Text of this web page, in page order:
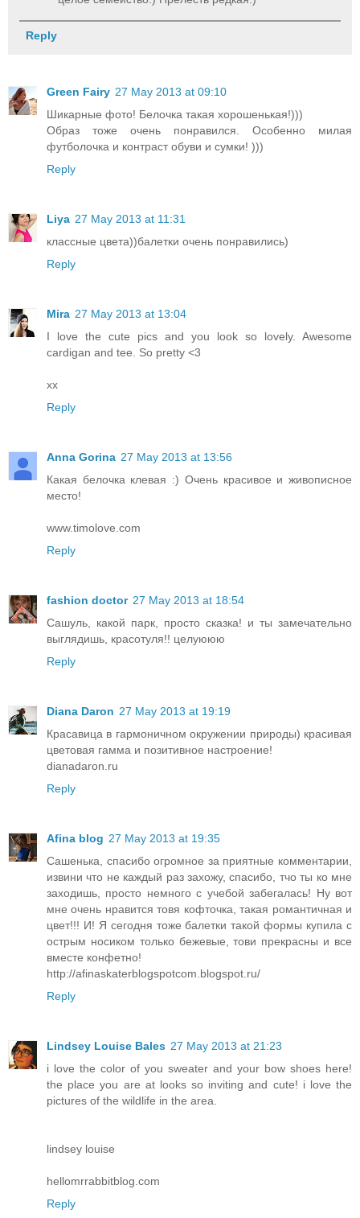
Reply
Green Fairy 27 May 2013 at 09:10
Шикарные фото! Белочка такая хорошенькая!)))
Образ тоже очень понравился. Особенно милая
футболочка и контраст обуви и сумки! )))
Reply
Liya 27 May 2013 at 11:31
классные цвета))балетки очень понравились)
Reply
Mira 27 May 2013 at 13:04
I love the cute pics and you look so lovely. Awesome
cardigan and tee. So pretty <3
xx
Reply
Anna Gorina 27 May 2013 at 13:56
Какая белочка клевая :) Очень красивое и живописное
место!
www.timolove.com
Reply
fashion doctor 27 May 2013 at 18:54
Сашуль, какой парк, просто сказка! и ты замечательно
выглядишь, красотуля!! целуююю
Reply
Diana Daron 27 May 2013 at 19:19
Красавица в гармоничном окружении природы) красивая
цветовая гамма и позитивное настроение!
dianadaron.ru
Reply
Afina blog 27 May 2013 at 19:35
Сашенька, спасибо огромное за приятные комментарии,
извини что не каждый раз захожу, спасибо, тчо ты ко мне
заходишь, просто немного с учебой забегалась! Ну вот
мне очень нравится товя кофточка, такая романтичная и
цвет!!! И! Я сегодня тоже балетки такой формы купила с
острым носиком только бежевые, тови прекрасны и все
вместе конфетно!
http://afinaskaterblogspotcom.blogspot.ru/
Reply
Lindsey Louise Bales 27 May 2013 at 21:23
i love the color of you sweater and your bow shoes here!
the place you are at looks so inviting and cute! i love the
pictures of the wildlife in the area.
lindsey louise
hellomrrabbitblog.com
Reply